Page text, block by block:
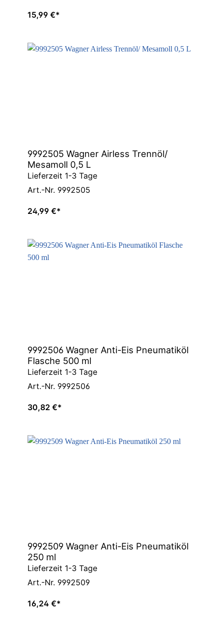
15,99 €*
9992505 Wagner Airless Trennöl/
Mesamoll 0,5 L
Lieferzeit 1-3 Tage
Art.-Nr. 9992505
24,99 €*
9992506 Wagner Anti-Eis Pneumatiköl
Flasche 500 ml
Lieferzeit 1-3 Tage
Art.-Nr. 9992506
30,82 €*
9992509 Wagner Anti-Eis Pneumatiköl
250 ml
Lieferzeit 1-3 Tage
Art.-Nr. 9992509
16,24 €*